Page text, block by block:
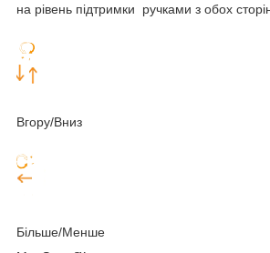
на рівень підтримки ручками з обох
Вгору/Вниз
Більше/Менше